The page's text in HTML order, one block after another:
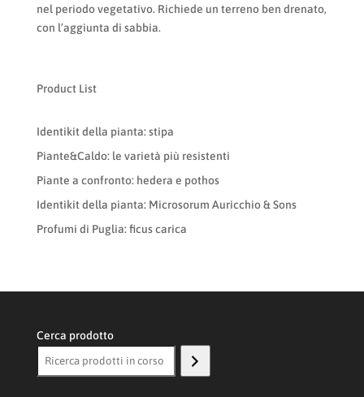
nel periodo vegetativo. Richiede un terreno ben drenato,
con l’aggiunta di sabbia.
Product List
Identikit della pianta: stipa
Piante&Caldo: le varietà più resistenti
Piante a confronto: hedera e pothos
Identikit della pianta: Microsorum Auricchio & Sons
Profumi di Puglia: ficus carica
Cerca prodotto